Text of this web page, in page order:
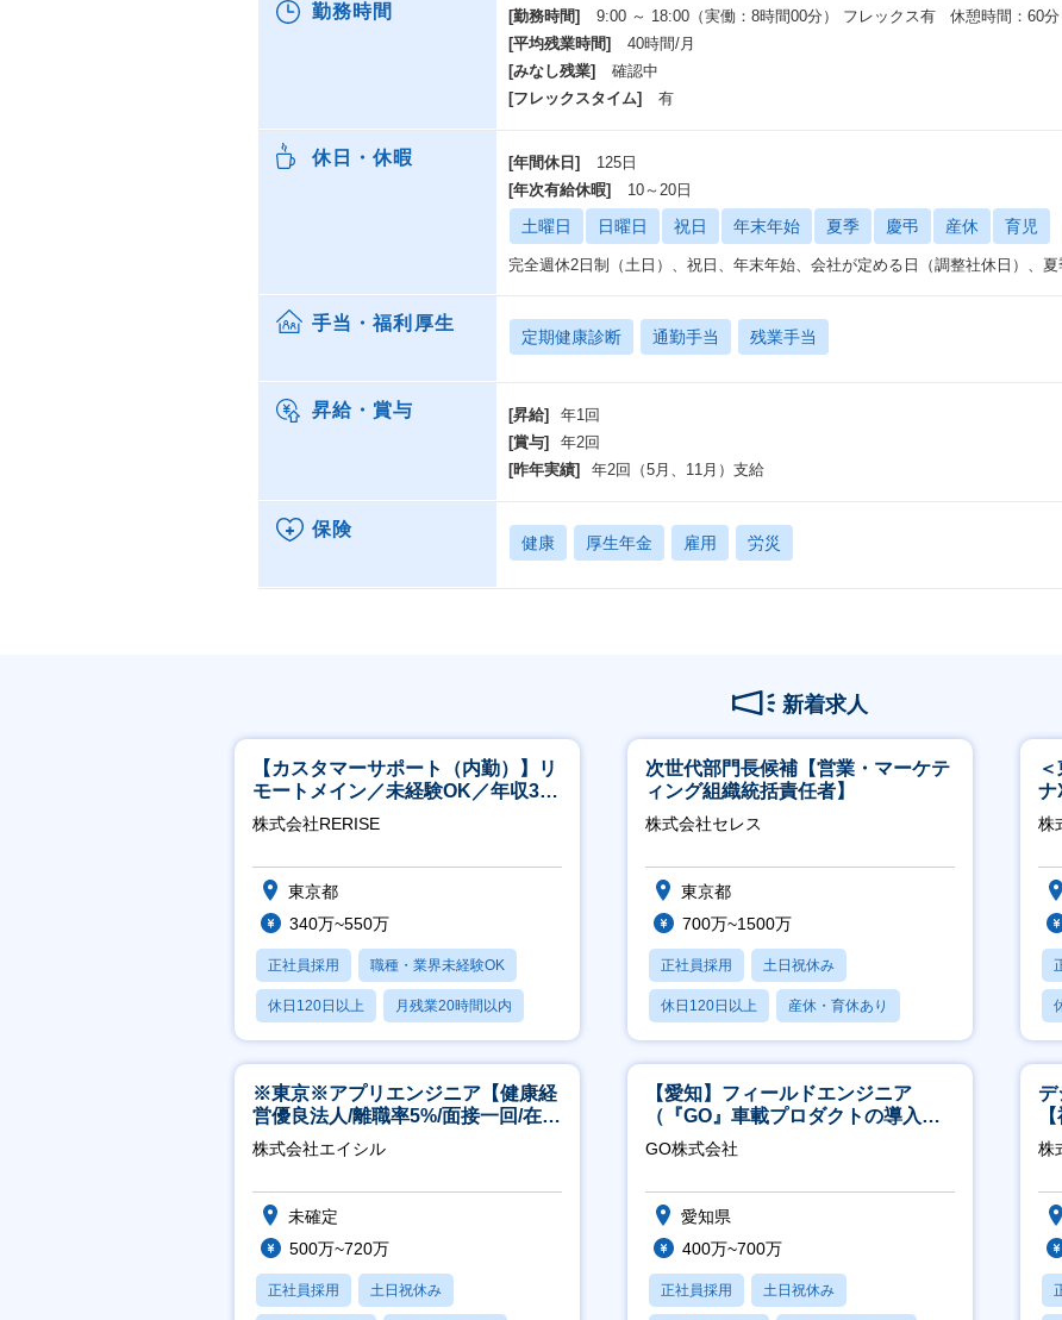
勤務時間 [勤務時間]
9:00 ～ 18:00（実働：8時間00分） フレックス有 休憩時間：60分
[平均残業時間]
40時間/月
[みなし残業]
確認中
[フレックスタイム]
有
休日・休暇 [年間休日]
125日
[年次有給休暇]
10～20日
土曜日 日曜日 祝日 年末年始 夏季 慶弔 産休 育児
完全週休2日制（土日）、祝日、年末年始、会社が定める日（調整社休日）、夏
手当・福利厚生
定期健康診断 通勤手当 残業手当
昇給・賞与 [昇給]
年1回
[賞与]
年2回
[昨年実績]
年2回（5月、11月）支給
保険
健康 厚生年金 雇用 労災
新着求人
【カスタマーサポート（内勤）】リ
モートメイン／未経験OK／年収340
万～／年間休日125日
株式会社RERISE
東京都
340万~550万
正社員採用 職種・業界未経験OK
休日120日以上 月残業20時間以内
賞与あり
次世代部門長候補【営業・マーケテ
ィング組織統括責任者】
株式会社セレス
東京都
700万~1500万
正社員採用 土日祝休み
休日120日以上 産休・育休あり
賞与あり
ナ
◎
株
※東京※アプリエンジニア【健康経
営優良法人/離職率5%/面接一回/在宅
有/完休2日/上流案件多数】
株式会社エイシル
未確定
500万~720万
正社員採用 土日祝休み
【愛知】フィールドエンジニア
（『GO』車載プロダクトの導入サ
ポート／年休120日／土日祝休／直
行直帰
GO株式会社
愛知県
400万~700万
正社員採用 土日祝休み
デ
株